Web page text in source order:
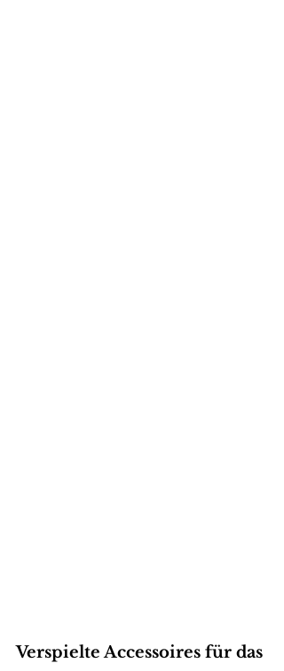
Verspielte Accessoires für das